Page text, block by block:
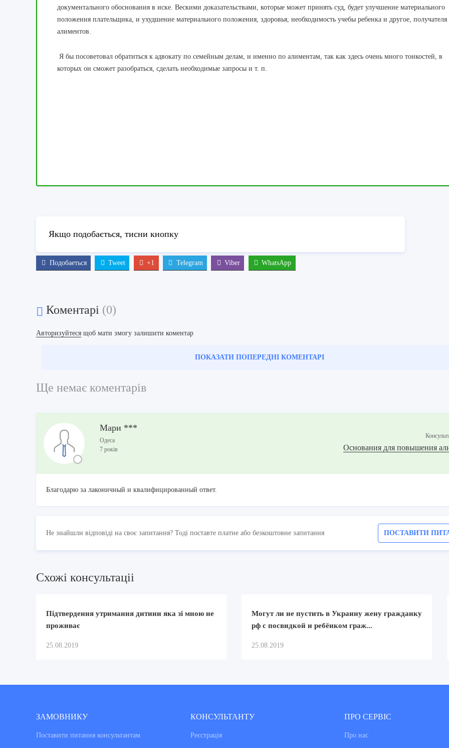
документального обоснования в иске. Вескими доказательствами, которые может принять суд, будет улучшение материального
положения плательщика, и ухудшение материального положения, здоровья, необходимость учебы ребенка и другое, получателя
алиментов.
Я бы посоветовал обратиться к адвокату по семейным делам, и именно по алиментам, так как здесь очень много тонкостей, в
которых он сможет разобраться, сделать необходимые запросы и т. п.
Якщо подобається, тисни кнопку
Подобаеться Tweet +1 Telegram Viber WhatsApp
Коментарі (0)
Авторизуйтеся щоб мати змогу залишити коментар
ПОКАЗАТИ ПОПЕРЕДНІ КОМЕНТАРІ
Ще немає коментарів
Мари ***
Одеса
7 років
Основания для повышения
Благодарю за лаконичный и квалифицированный ответ.
Не знайшли відповіді на своє запитання? Тоді поставте платне або безкоштовне запитання ПОСТАВИТИ
Схожi консультацii
Підтвердення утримання дитини яка зі мною не
проживає
25.08.2019
Могут ли не пустить в Украину жену гражданку
рф с посвидкой и ребёнком граж...
25.08.2019
ЗАМОВНИКУ
Поставити питання консультантам
КОНСУЛЬТАНТУ
Реєстрація
ПРО СЕРВІС
Про нас